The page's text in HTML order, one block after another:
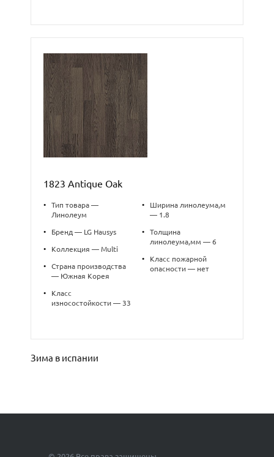
1823 Antique Oak
•
Тип товара —
Линолеум
• Бренд — LG Hausys
• Коллекция — Multi
•
Страна производства
— Южная Корея
•
Класс
износостойкости — 33
•
Ширина линолеума,м
— 1.8
•
Толщина
линолеума,мм — 6
•
Класс пожарной
опасности — нет
Зима в испании